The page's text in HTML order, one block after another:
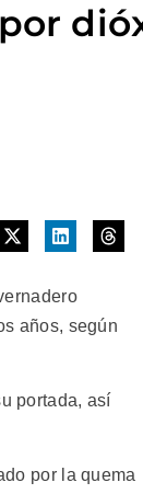
años, según
portada, así
por la quema